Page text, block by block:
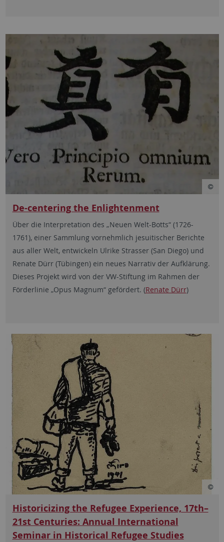
De-centering the Enlightenment
Über die Interpretation des „Neuen Welt-Botts“ (1726-
1761), einer Sammlung vornehmlich jesuitischer Berichte
aus aller Welt, entwickeln Ulrike Strasser (San Diego) und
Renate Dürr (Tübingen) ein neues Narrativ der Aufklärung.
Dieses Projekt wird von der VW-Stiftung im Rahmen der
Förderlinie „Opus Magnum“ gefördert. (Renate Dürr)
Historicizing the Refugee Experience, 17th–
21st Centuries: Annual International
Seminar in Historical Refugee Studies